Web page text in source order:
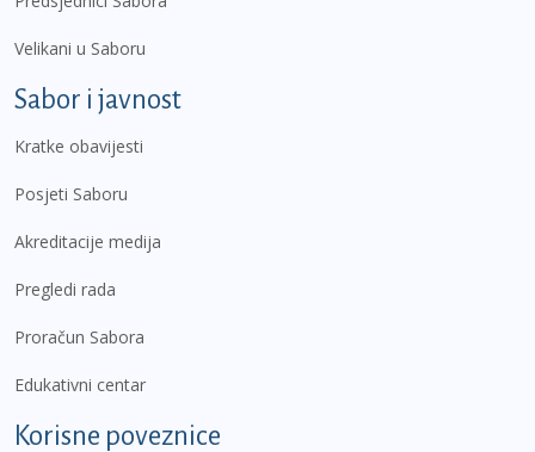
Velikani u Saboru
Sabor i javnost
Kratke obavijesti
Posjeti Saboru
Akreditacije medija
Pregledi rada
Proračun Sabora
Edukativni centar
Korisne poveznice